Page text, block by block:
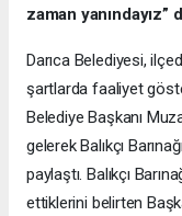
zaman yanındayız”
Darıca Belediyesi,
şartlarda faaliyet
Belediye Başkanı
gelerek Balıkçı
paylaştı. Balıkçı
ettiklerini belirten